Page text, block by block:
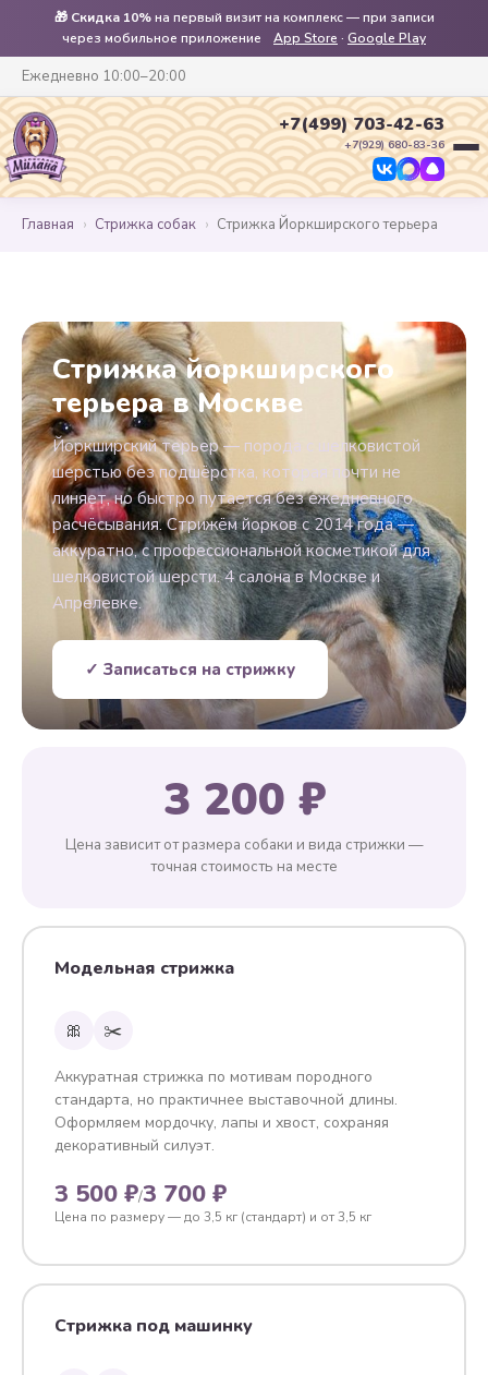
🎁 Скидка 10%на первый визит на комплекс — при записи
через мобильное приложение
App Store · Google Play
Ежедневно 10:00–20:00
+7(499) 703-42-63
+7(929) 680-83-36
Главная › Стрижка собак › Стрижка Йоркширского терьера
Стрижка йоркширского
терьера в Москве
Йоркширский терьер — порода с шелковистой
шерстью без подшёрстка, которая почти не
линяет, но быстро путается без ежедневного
расчёсывания. Стрижём йорков с 2014 года —
аккуратно, с профессиональной косметикой для
шелковистой шерсти. 4 салона в Москве и
Апрелевке.
✓ Записаться на стрижку
3 200 ₽
Цена зависит от размера собаки и вида стрижки —
точная стоимость на месте
Модельная стрижка
🎀 ✂️
Аккуратная стрижка по мотивам породного
стандарта, но практичнее выставочной длины.
Оформляем мордочку, лапы и хвост, сохраняя
декоративный силуэт.
3 500 ₽/3 700 ₽
Цена по размеру — до 3,5 кг (стандарт) и от 3,5 кг
Стрижка под машинку